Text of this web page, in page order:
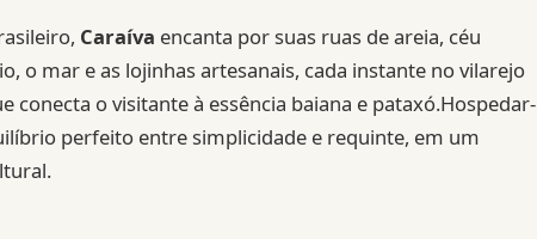
Caraíva encanta por suas ruas de areia, céu
o mar e as lojinhas artesanais, cada instante no vilarejo
o visitante à essência baiana e pataxó.Hospedar-
perfeito entre simplicidade e requinte, em um